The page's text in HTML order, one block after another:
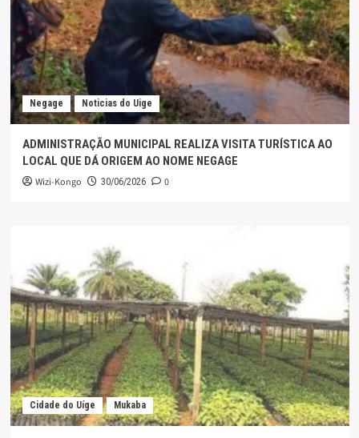
Negage Noticias do Uige
ADMINISTRAÇÃO MUNICIPAL REALIZA VISITA TURÍSTICA AO
LOCAL QUE DÁ ORIGEM AO NOME NEGAGE
Wizi-Kongo 30/06/2026 0
Cidade do Uíge Mukaba